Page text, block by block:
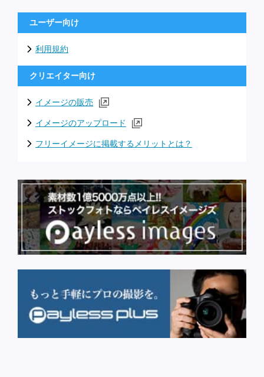
ユーザー向け
利用規約
クリエイター向け
イメージの販売
イメージのアップロード
フリーイメージに掲載するメリットとは？